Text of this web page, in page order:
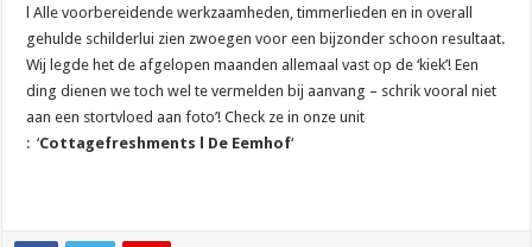
l Alle voorbereidende werkzaamheden, timmerlieden en in overall
gehulde schilderlui zien zwoegen voor een bijzonder schoon resultaat.
Wij legde het de afgelopen maanden allemaal vast op de ‘kiek’! Een
ding dienen we toch wel te vermelden bij aanvang – schrik vooral niet
aan een stortvloed aan foto’! Check ze in onze unit
: ‘Cottagefreshments l De Eemhof‘